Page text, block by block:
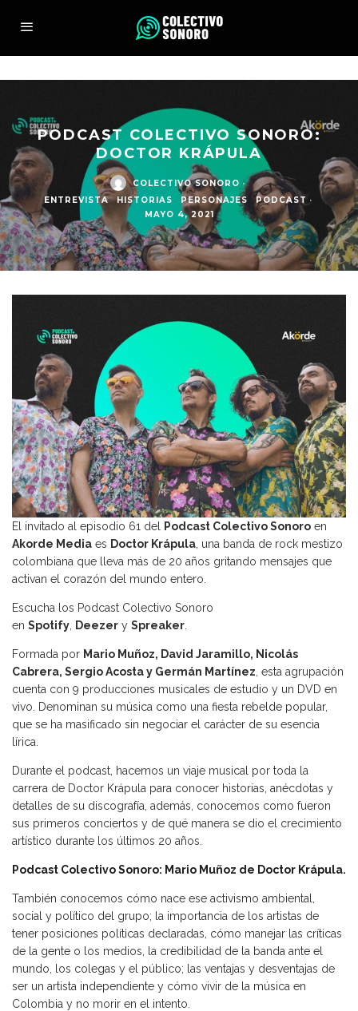
PODCAST COLECTIVO SONORO:
DOCTOR KRÁPULA
COLECTIVO SONORO ·
ENTREVISTA
HISTORIAS PERSONAJES PODCAST ·
MAYO 4, 2021
El invitado al episodio 61 del Podcast Colectivo Sonoro en
Akorde Media es Doctor Krápula , una banda de rock mestizo
colombiana que lleva más de 20 años gritando mensajes que
activan el corazón del mundo entero.
Escucha los Podcast Colectivo Sonoro
en Spotify Deezer y Spreaker
Formada por Mario Muñoz, David Jaramillo, Nicolás
Cabrera, Sergio Acosta y Germán Martínez , esta agrupación
cuenta con 9 producciones musicales de estudio y un DVD en
vivo. Denominan su música como una fiesta rebelde popular,
que se ha masificado sin negociar el carácter de su esencia
lírica.
Durante el podcast, hacemos un viaje musical por toda la
carrera de Doctor Krápula para conocer historias, anécdotas y
detalles de su discografía, además, conocemos como fueron
sus primeros conciertos y de qué manera se dio el crecimiento
artístico durante los últimos 20 años.
Podcast Colectivo Sonoro: Mario Muñoz de Doctor Krápula.
También conocemos cómo nace ese activismo ambiental,
social y político del grupo; la importancia de los artistas de
tener posiciones políticas declaradas, cómo manejar las críticas
de la gente o los medios, la credibilidad de la banda ante el
mundo, los colegas y el público; las ventajas y desventajas de
ser un artista independiente y cómo vivir de la música en
Colombia y no morir en el intento.